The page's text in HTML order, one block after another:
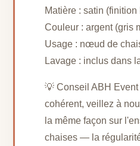
Matière : satin
Couleur : argent (gris
Usage : nœud de
Lavage : inclus dans
💡 Conseil ABH
cohérent, veillez à
la même façon sur
chaises — la